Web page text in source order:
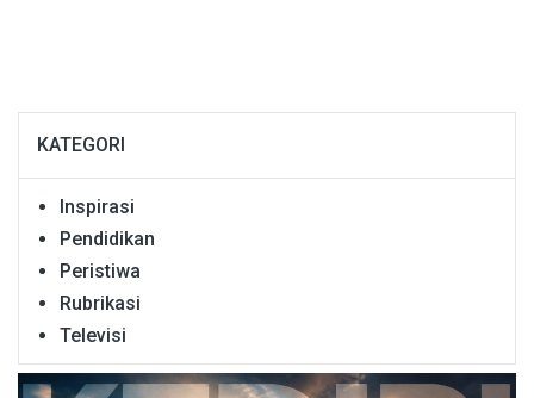
KATEGORI
Inspirasi
Pendidikan
Peristiwa
Rubrikasi
Televisi